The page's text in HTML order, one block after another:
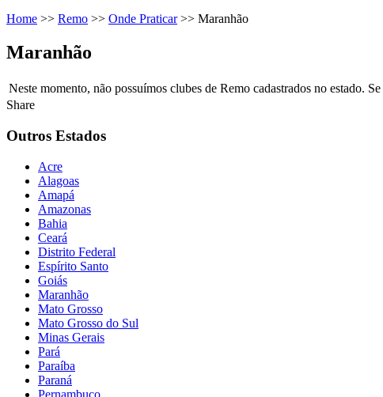
Home >> Remo >> Onde Praticar>> Maranhão
Maranhão
Neste momento, não possuímos clubes de Remo cadastrados no estado.
Share
Outros Estados
Acre
Alagoas
Amapá
Amazonas
Bahia
Ceará
Distrito Federal
Espírito Santo
Goiás
Maranhão
Mato Grosso
Mato Grosso do Sul
Minas Gerais
Pará
Paraíba
Paraná
Pernambuco